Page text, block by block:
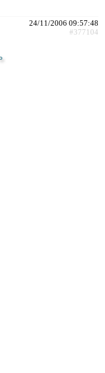
24/11/2006 09:57:48
#377104